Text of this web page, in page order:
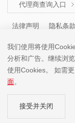
代理商查询入口 
法律声明 隐私条款
咨询热线 ： +86
我们使用将使用
分析和广告。继续浏
使用Cookies。 如需
面。
接受并关闭